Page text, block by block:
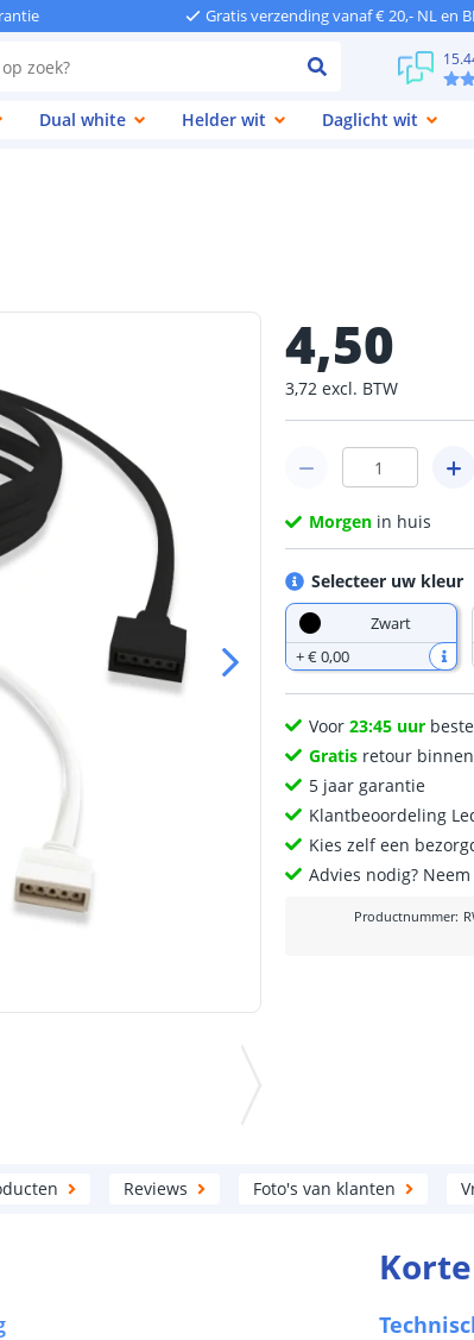
Gratis verzending vanaf € 20,- NL en
Dual white Helder wit Daglicht wit
4,50
3,72 excl. BTW
Morgen in huis
Selecteer uw kleur
Zwart
+€ 0,00
Voor23:45 uur
Gratis retour
5 jaar garantie
Klantbeoordeling
Kies zelf een
Advies nodig?
Productnummer:
Reviews Foto's van klanten